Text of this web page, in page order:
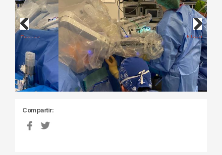
Previous Next
Compartir: